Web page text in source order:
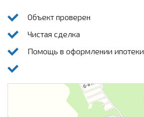
Объект проверен
Чистая сделка
Помощь в оформлении ипотеки